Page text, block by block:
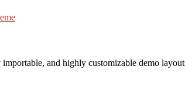
and highly customizable demo